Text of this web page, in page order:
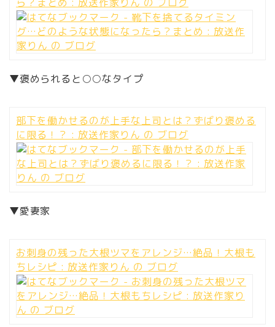
▼褒められると○○なタイプ
部下を働かせるのが上手な上司とは？ずばり褒める
に限る！？ : 放送作家りん の ブログ
▼愛妻家
お刺身の残った大根ツマをアレンジ…絶品！大根も
ちレシピ : 放送作家りん の ブログ